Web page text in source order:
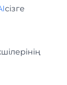
сізге